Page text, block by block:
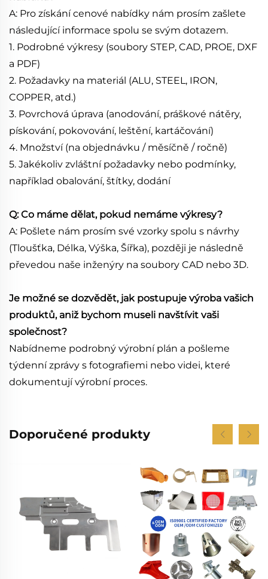
A: Pro získání cenové nabídky nám prosím zašlete
následující informace spolu se svým dotazem.
1. Podrobné výkresy (soubory STEP, CAD, PROE, DXF
a PDF)
2. Požadavky na materiál (ALU, STEEL, IRON,
COPPER, atd.)
3. Povrchová úprava (anodování, práškové nátěry,
pískování, pokovování, leštění, kartáčování)
4. Množství (na objednávku / měsíčně / ročně)
5. Jakékoliv zvláštní požadavky nebo podmínky,
například obalování, štítky, dodání
Q: Co máme dělat, pokud nemáme výkresy?
A: Pošlete nám prosím své vzorky spolu s návrhy
(Tloušťka, Délka, Výška, Šířka), později je následně
převedou naše inženýry na soubory CAD nebo 3D.
Je možné se dozvědět, jak postupuje výroba vašich
produktů, aniž bychom museli navštívit vaši
společnost?
Nabídneme podrobný výrobní plán a pošleme
týdenní zprávy s fotografiemi nebo videi, které
dokumentují výrobní proces.
Doporučené produkty